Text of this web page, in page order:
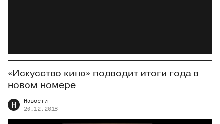
«Искусство кино» подводит итоги года в
новом номере
Н
Новости
20.12.2018